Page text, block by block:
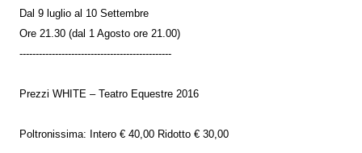
Dal 9 luglio al 10 Settembre
Ore 21.30 (dal 1 Agosto ore 21.00)
-----------------------------------------------
Prezzi WHITE – Teatro Equestre 2016
Poltronissima: Intero € 40,00 Ridotto € 30,00